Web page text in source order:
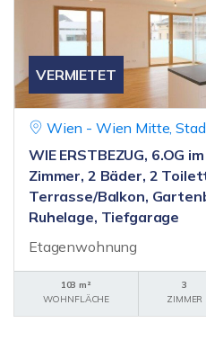
VERMIETET
Wien - Wien Mitte,
WIE ERSTBEZUG, 6.OG
Zimmer, 2 Bäder, 2
Terrasse/Balkon,
Ruhelage, Tiefgarage
Etagenwohnung
103 m²
WOHNFLÄCHE
3
ZIMMER